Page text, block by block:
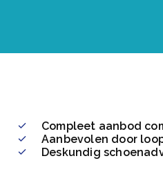
Compleet aanbod
Aanbevolen door
Deskundig